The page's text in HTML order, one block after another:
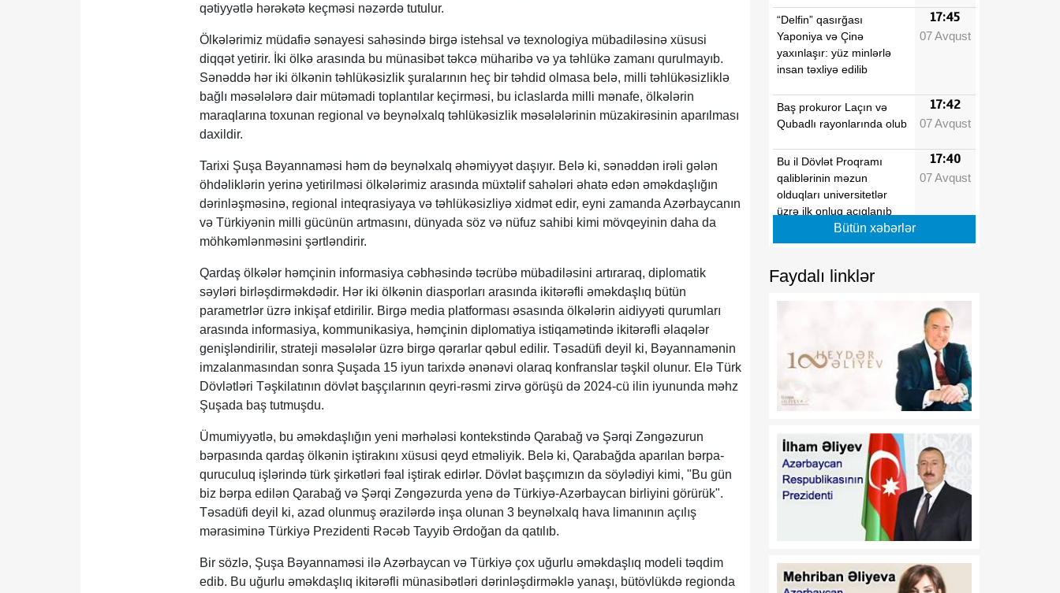
qətiyyətlə hərəkətə keçməsi nəzərdə tutulur.
Ölkələrimiz müdafiə sənayesi sahəsində birgə istehsal və texnologiya mübadiləsinə xüsusi
diqqət yetirir. İki ölkə arasında bu münasibət təkcə müharibə və ya təhlükə zamanı qurulmayıb.
Sənəddə hər iki ölkənin təhlükəsizlik şuralarının heç bir təhdid olmasa belə, milli təhlükəsizliklə
bağlı məsələlərə dair mütəmadi toplantılar keçirməsi, bu iclaslarda milli mənafe, ölkələrin
maraqlarına toxunan regional və beynəlxalq təhlükəsizlik məsələlərinin müzakirəsinin aparılması
daxildir.
Tarixi Şuşa Bəyannaməsi həm də beynəlxalq əhəmiyyət daşıyır. Belə ki, sənəddən irəli gələn
öhdəliklərin yerinə yetirilməsi ölkələrimiz arasında müxtəlif sahələri əhatə edən əməkdaşlığın
dərinləşməsinə, regional inteqrasiyaya və təhlükəsizliyə xidmət edir, eyni zamanda Azərbaycanın
və Türkiyənin milli gücünün artmasını, dünyada söz və nüfuz sahibi kimi mövqeyinin daha da
möhkəmlənməsini şərtləndirir.
Qardaş ölkələr həmçinin informasiya cəbhəsində təcrübə mübadiləsini artıraraq, diplomatik
səyləri birləşdirməkdədir. Hər iki ölkənin diasporları arasında ikitərəfli əməkdaşlıq bütün
parametrlər üzrə inkişaf etdirilir. Birgə media platforması əsasında ölkələrin aidiyyəti qurumları
arasında informasiya, kommunikasiya, həmçinin diplomatiya istiqamətində ikitərəfli əlaqələr
genişləndirilir, strateji məsələlər üzrə birgə qərarlar qəbul edilir. Təsadüfi deyil ki, Bəyannamənin
imzalanmasından sonra Şuşada 15 iyun tarixdə ənənəvi olaraq konfranslar təşkil olunur. Elə Türk
Dövlətləri Təşkilatının dövlət başçılarının qeyri-rəsmi zirvə görüşü də 2024-cü ilin iyununda məhz
Şuşada baş tutmuşdu.
Ümumiyyətlə, bu əməkdaşlığın yeni mərhələsi kontekstində Qarabağ və Şərqi Zəngəzurun
bərpasında qardaş ölkənin iştirakını xüsusi qeyd etməliyik. Belə ki, Qarabağda aparılan bərpa-
quruculuq işlərində türk şirkətləri fəal iştirak edirlər. Dövlət başçımızın da söylədiyi kimi, "Bu gün
biz bərpa edilən Qarabağ və Şərqi Zəngəzurda yenə də Türkiyə-Azərbaycan birliyini görürük".
Təsadüfi deyil ki, azad olunmuş ərazilərdə inşa olunan 3 beynəlxalq hava limanının açılış
mərasiminə Türkiyə Prezidenti Rəcəb Tayyib Ərdoğan da qatılıb.
Bir sözlə, Şuşa Bəyannaməsi ilə Azərbaycan və Türkiyə çox uğurlu əməkdaşlıq modeli təqdim
edib. Bu uğurlu əməkdaşlıq ikitərəfli münasibətləri dərinləşdirməklə yanaşı, bütövlükdə regionda
“Delfin” qasırğası
Yaponiya və Çinə
yaxınlaşır: yüz minlərlə
insan təxliyə edilib
17:45
07 Avqust
Baş prokuror Laçın və
Qubadlı rayonlarında olub
17:42
07 Avqust
Bu il Dövlət Proqramı
qaliblərinin məzun
olduqları universitetlər
üzrə ilk onluq açıqlanıb
17:40
07 Avqust
modelinə beynəlxalq
dəstəyi təsdiqlədi
17:39
dərəcələri üzrə sınaq
imtahanlarına cəlb
17:36
07 Avqust
elementinə çevrilən
Zəngəzur dəhlizi: Birillik
Vaşinqton diplomatiyasının
uğurları
07 Avqust
Trans-Xəzər fiber-optik
Avrasiyanın rəqəmsal
körpüsünə çevirir
07 Avqust
Bütün xəbərlər
Faydalı linklər